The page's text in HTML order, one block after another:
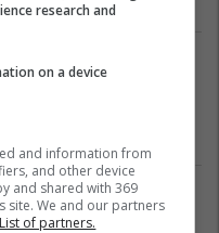
nuk e ka pranuar
research and
on a device
and information from
and other device
and shared with 369
site. We and our partners
List of partners.